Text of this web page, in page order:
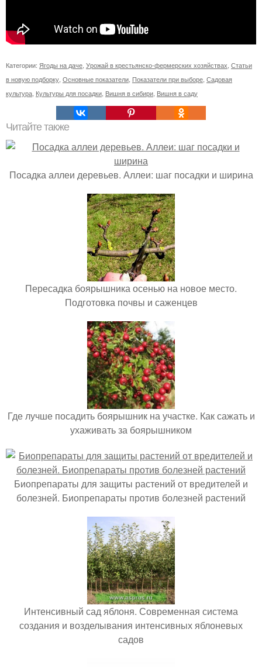
Категории: Ягоды на даче Урожай в крестьянско-фермерских хозяйствах Статьи
в новую подборку Основные показатели Показатели при выборе Садовая
культура Культуры для посадки Вишня в сибири Вишня в саду
Читайте также
Посадка аллеи деревьев. Аллеи: шаг посадки и ширина
Пересадка боярышника осенью на новое место.
Подготовка почвы и саженцев
Где лучше посадить боярышник на участке. Как сажать и
ухаживать за боярышником
Биопрепараты для защиты растений от вредителей и
болезней. Биопрепараты против болезней растений
Интенсивный сад яблоня. Современная система
создания и возделывания интенсивных яблоневых
садов